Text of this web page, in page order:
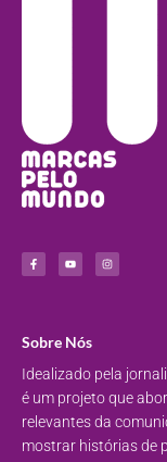
Sobre Nós
Idealizado pela
é um projeto que
relevantes da
mostrar histórias de